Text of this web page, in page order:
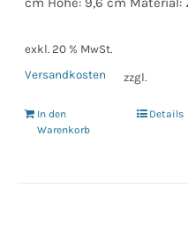
exkl. 20 % MwSt.
zzgl.
Versandkosten
In den
Warenkorb
Details